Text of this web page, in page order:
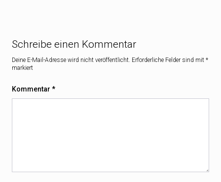
Schreibe einen Kommentar
Deine E-Mail-Adresse wird nicht veröffentlicht. Erforderliche Felder sind mit *
markiert
Kommentar *